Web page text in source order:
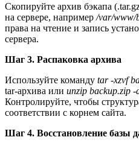
Скопируйте архив бэкапа
на сервере, например /var/www/
права на чтение и запись
сервера.
Шаг 3. Распаковка архива
Используйте команду tar -xzvf
tar-архива или unzip backup.zip
Контролируйте, чтобы
соответствии с корнем сайта.
Шаг 4. Восстановление базы